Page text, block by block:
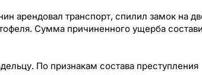
арендовал транспорт, спилил замок на
Сумма причиненного ущерба
По признакам состава преступления